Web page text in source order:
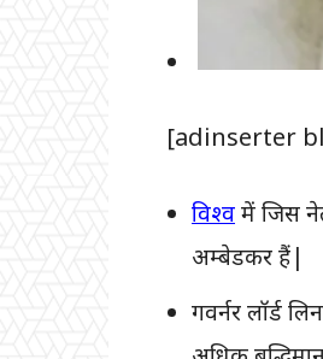
[adinserter
विश्वमें जिस
अम्बेडकर हैं|
गवर्नर लॉर्ड